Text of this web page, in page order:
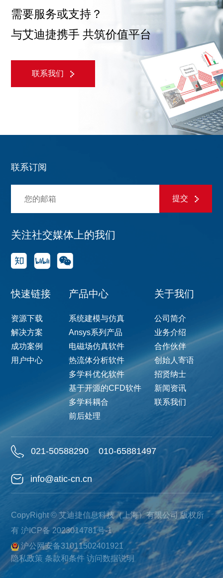
需要服务或支持？
与艾迪捷携手 共筑价值平台
联系我们
联系订阅
提交
关注社交媒体上的我们
快速链接
资源下载
解决方案
成功案例
用户中心
产品中心
系统建模与仿真
Ansys系列产品
电磁场仿真软件
热流体分析软件
多学科优化软件
基于开源的CFD软件
多学科耦合
前后处理
关于我们
公司简介
业务介绍
合作伙伴
创始人寄语
招贤纳士
新闻资讯
联系我们
021-50588290 010-65881497
info@atic-cn.cn
CopyRight © 艾迪捷信息科技（上海）有限公司 版权所
有沪ICP备 2023014781号-1
沪公网安备31011502401921
隐私政策 条款和条件 访问数据说明